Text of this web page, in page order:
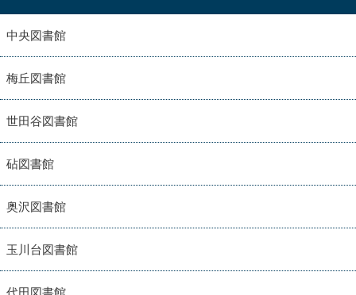
中央図書館
梅丘図書館
世田谷図書館
砧図書館
奥沢図書館
玉川台図書館
代田図書館